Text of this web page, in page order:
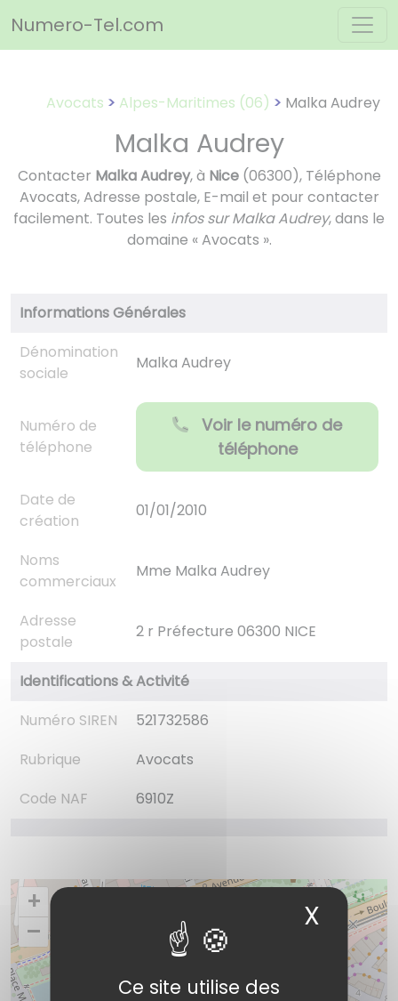
Ce site utilise des
X
Numero-Tel.com
Avocats Alpes-Maritimes (06) Malka Audrey
Malka Audrey
Contacter Malka Audrey, à Nice(06300), Téléphone
Avocats, Adresse postale, E-mail et pour contacter
facilement. Toutes les infos sur Malka Audrey, dans le
domaine « Avocats ».
Informations Générales
Dénomination
sociale
Malka Audrey
Numéro de
téléphone
Voir le numéro de
téléphone
Date de
création
01/01/2010
Noms
commerciaux
Mme Malka Audrey
Adresse
postale
2 r Préfecture 06300 NICE
Identifications & Activité
Numéro SIREN
521732586
Rubrique
Avocats
Code NAF
6910Z
+
–